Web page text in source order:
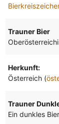
Trauner Bier
Herkunft:
Österreich (
Trauner
Ein dunkles